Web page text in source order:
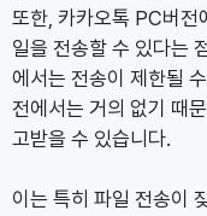
또한, 카카오톡 PC버전
일을 전송할 수 있다는
에서는 전송이 제한될
전에서는 거의 없기 때
고받을 수 있습니다.
이는 특히 파일 전송이